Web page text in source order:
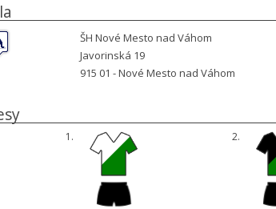
ŠH Nové Mesto nad Váhom
Javorinská 19
915 01 -Nové Mesto nad Váhom
1. 2.